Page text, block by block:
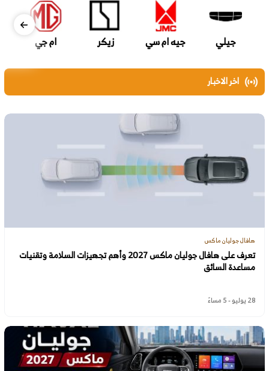
جيلي جيه ام سي زيكر ام جي
اخر الاخبار
هافال جوليان ماكس
تعرف على هافال جوليان ماكس 2027 وأهم تجهيزات السلامة وتقنيات
مساعدة السائق
28 يوليو - 5 مساءً